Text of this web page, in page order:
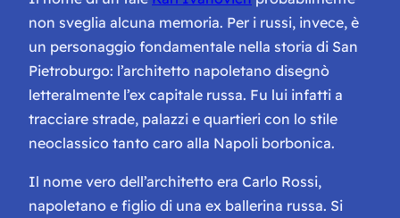
non sveglia alcuna memoria. Per i russi, invece, è
un personaggio fondamentale nella storia di San
Pietroburgo: l’architetto napoletano disegnò
letteralmente l’ex capitale russa. Fu lui infatti a
tracciare strade, palazzi e quartieri con lo stile
neoclassico tanto caro alla Napoli borbonica.
Il nome vero dell’architetto era Carlo Rossi,
napoletano e figlio di una ex ballerina russa. Si